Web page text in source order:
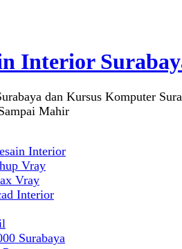
Interior
dan Kursus Komputer
Mahir
Interior
Vray
Vray
Interior
Surabaya